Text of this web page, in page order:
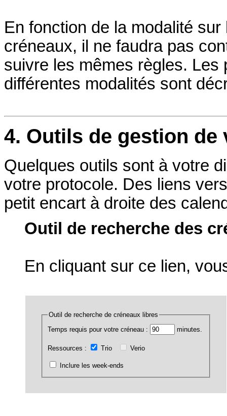
En fonction de la modalité
créneaux, il ne faudra pas
suivre les mêmes règles.
différentes modalités sont
4. Outils de gestion
Quelques outils sont à votre
votre protocole. Des liens
petit encart à droite des
Outil de recherche des
En cliquant sur ce lien,
Outil de recherche de créneaux libres
Temps requis pour votre créneau :
minutes.
Ressources : Trio Verio
Inclure les week-ends